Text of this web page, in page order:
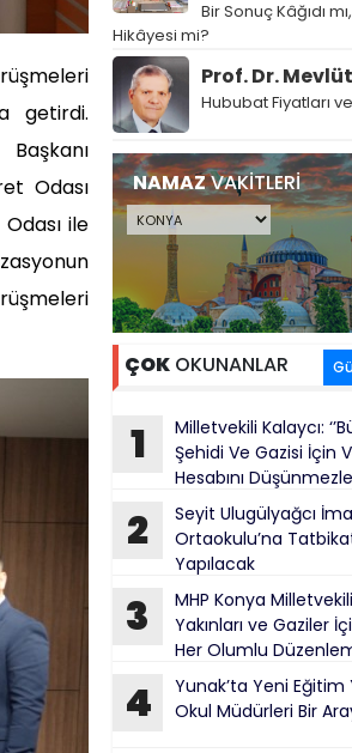
getirdi.
Odası
ile
Bir Sonuç Kâğıdı
Hikâyesi mi?
Prof. Dr.
Hububat Fiyatları
NAMAZVAKİTLERİ
ÇOK OKUNANLAR
1
Milletvekili Kalaycı:
Şehidi Ve Gazisi İçin
Hesabını
2
Seyit Ulugülyağcı
Ortaokulu’na
Yapılacak
3
MHP Konya
Yakınları ve Gaziler
Her Olumlu
Yanındayız"
4
Yunak’ta Yeni Eğitim
Okul Müdürleri Bir